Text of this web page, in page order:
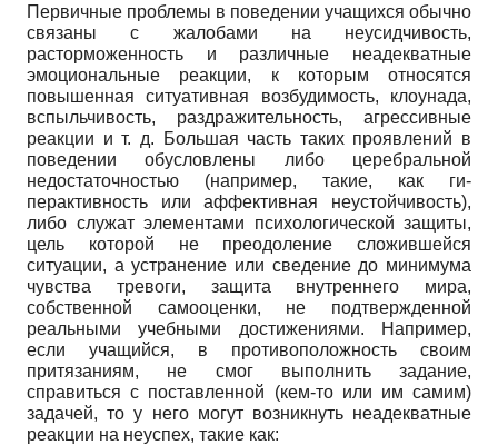
Первичные проблемы в поведении учащихся обычно
связаны с жалобами на неусидчивость,
расторможенность и различные неадекватные
эмоциональные реакции, к которым относятся
повышенная ситуативная возбудимость, клоунада,
вспыльчивость, раздражительность, агрессивные
реакции и т. д. Большая часть таких проявлений в
поведении обусловлены либо церебральной
недостаточностью (например, такие, как ги­
перактивность или аффективная неустойчивость),
либо служат элементами психологической защиты,
цель которой не преодоление сложившейся
ситуации, а устранение или сведение до минимума
чувства тревоги, защита внутреннего мира,
собственной самооценки, не подтвержденной
реальными учебными достижениями. Например,
если учащийся, в противоположность своим
притязаниям, не смог выполнить задание,
справиться с поставленной (кем-то или им самим)
задачей, то у него могут возникнуть неадекватные
реакции на неуспех, такие как: